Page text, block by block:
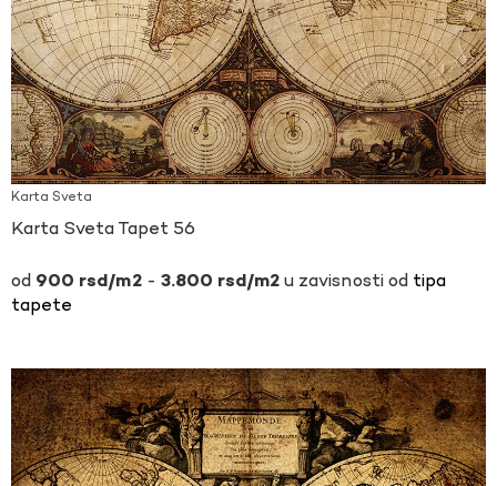
Karta Sveta
Karta Sveta Tapet 56
900 rsd - 3.800 rsd u zavisnosti od tipa
tapete